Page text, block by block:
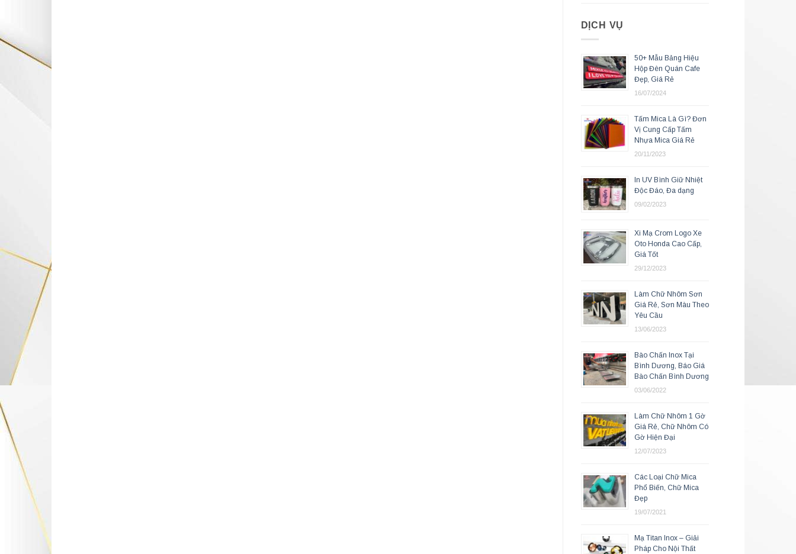
DỊCH VỤ
50+ Mẫu Bảng Hiệu
Hộp Đèn Quán Cafe
Đẹp, Giá Rẻ
16/07/2024
Tấm Mica Là Gì? Đơn
Vị Cung Cấp Tấm
Nhựa Mica Giá Rẻ
20/11/2023
In UV Bình Giữ Nhiệt
Độc Đáo, Đa dạng
09/02/2023
Xi Mạ Crom Logo Xe
Oto Honda Cao Cấp,
Giá Tốt
29/12/2023
Làm Chữ Nhôm Sơn
Giá Rẻ, Sơn Màu Theo
Yêu Cầu
13/06/2023
Bào Chấn Inox Tại
Bình Dương, Báo Giá
Bào Chấn Bình Dương
03/06/2022
Làm Chữ Nhôm 1 Gờ
Giá Rẻ, Chữ Nhôm Có
Gờ Hiện Đại
12/07/2023
Các Loại Chữ Mica
Phổ Biến, Chữ Mica
Đẹp
19/07/2021
Mạ Titan Inox – Giải
Pháp Cho Nội Thất